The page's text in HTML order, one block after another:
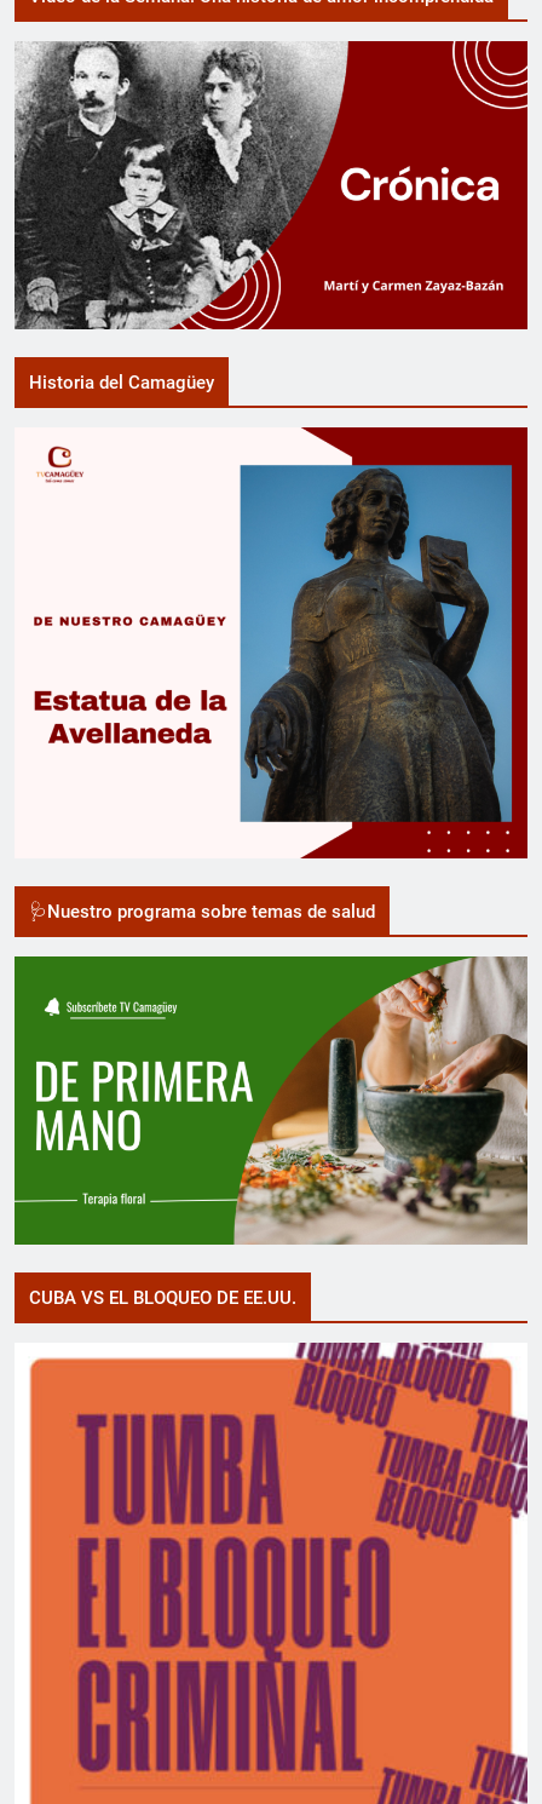
Historia del Camagüey
🩺Nuestro programa sobre temas de salud
CUBA VS EL BLOQUEO DE EE.UU.